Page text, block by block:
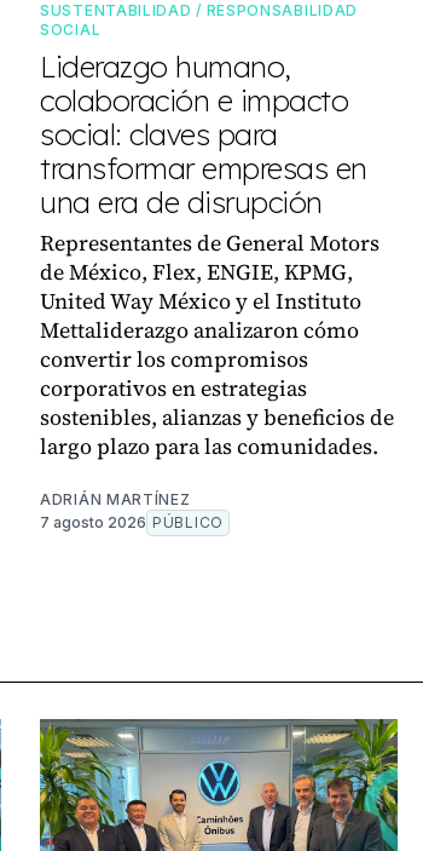
SUSTENTABILIDAD / RESPONSABILIDAD
SOCIAL
Liderazgo humano,
colaboración e impacto
social: claves para
transformar empresas en
una era de disrupción
Representantes de General Motors
de México, Flex, ENGIE, KPMG,
United Way México y el Instituto
Mettaliderazgo analizaron cómo
convertir los compromisos
corporativos en estrategias
sostenibles, alianzas y beneficios de
largo plazo para las comunidades.
ADRIÁN MARTÍNEZ
7 agosto 2026 PÚBLICO